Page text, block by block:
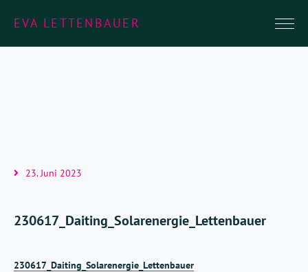
EVA LETTENBAUER
23. Juni 2023
230617_Daiting_Solarenergie_Lettenbauer
230617_Daiting_Solarenergie_Lettenbauer